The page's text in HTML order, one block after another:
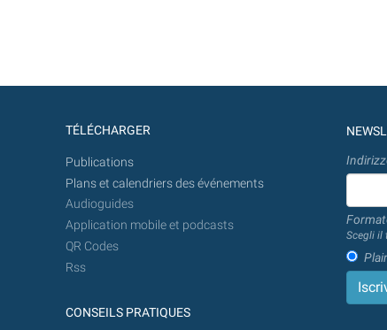
TÉLÉCHARGER
Publications
Plans et calendriers des événements
Audioguides
Application mobile et podcasts
QR Codes
Rss
CONSEILS PRATIQUES
Scegli il